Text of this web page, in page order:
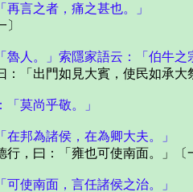
再言之者，痛之甚也。」
魯人。」索隱家語云：「伯牛之
出門如見大賓，使民如承大
「莫尚乎敬。」
在邦為諸侯，在為卿大夫。」
，曰：「雍也可使南面。」〔
可使南面，言任諸侯之治。」